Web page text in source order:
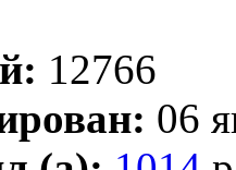
12766
06